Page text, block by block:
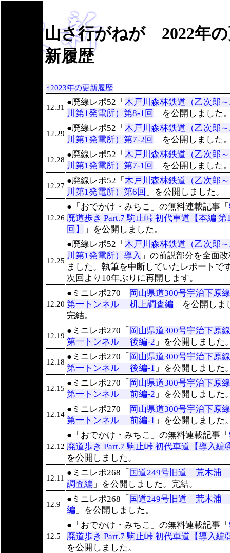
山さ行がねが 2022年
新履歴
↑2023年の更新履歴
12.31
●廃線レポ52「 木戸川森林鉄道（乙次郎
川第1発電所）第8-1回 」を公開しました
12.29
●廃線レポ52「 木戸川森林鉄道（乙次郎
川第1発電所）第7-2回 」を公開しました
12.28
●廃線レポ52「 木戸川森林鉄道（乙次郎
川第1発電所）第7-1回 」を公開しました
12.27
●廃線レポ52「 木戸川森林鉄道（乙次郎
川第1発電所）第6回 」を公開しました。
12.26
●「おでかけ・みちこ」の無料連載記事「
廃道歩き Part.7 駒止峠 初代車道【本編 第
回】
」を公開しました。
12.25
●廃線レポ52「 木戸川森林鉄道（乙次郎
川第1発電所）導入 」の前説部分を全面
ました。執筆を中断していたレポートで
次回より10年ぶりに再開します。
12.20
●ミニレポ270「 岡山県道300号宇治下原
第一トンネル 机上調査編 」を公開しま
完結。
12.19
●ミニレポ270「 岡山県道300号宇治下原
第一トンネル 後編-2 」を公開しました
12.18
●ミニレポ270「 岡山県道300号宇治下原
第一トンネル 後編-1 」を公開しました
12.15
●ミニレポ270「 岡山県道300号宇治下原
第一トンネル 前編-2 」を公開しました
12.14
●ミニレポ270「 岡山県道300号宇治下原
第一トンネル 前編-1 」を公開しました
12.12
●「おでかけ・みちこ」の無料連載記事「
廃道歩き Part.7 駒止峠 初代車道【導入
を公開しました。
12.11
●ミニレポ268「 国道249号旧道 荒木浦
調査編 」を公開しました。完結。
12.9
●ミニレポ268「 国道249号旧道 荒木浦
編 」を公開しました。
12.5
●「おでかけ・みちこ」の無料連載記事「
廃道歩き Part.7 駒止峠 初代車道【導入
を公開しました。